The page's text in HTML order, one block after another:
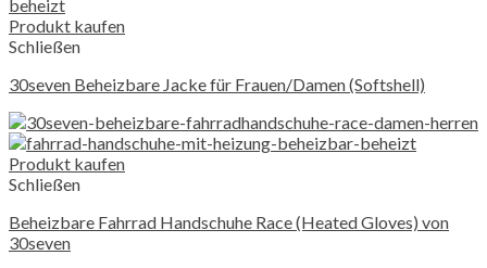
Produkt kaufen
Schließen
30seven Beheizbare Jacke für Frauen/Damen (Softshell)
Produkt kaufen
Schließen
Beheizbare Fahrrad Handschuhe Race (Heated Gloves) von
30seven